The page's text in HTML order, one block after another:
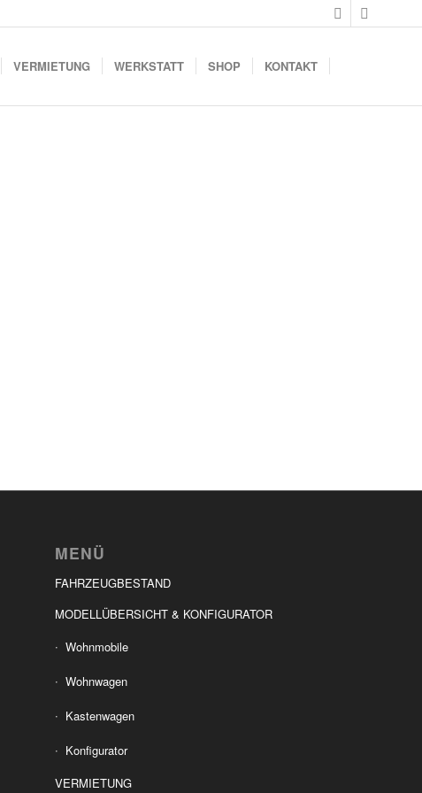
VERMIETUNG WERKSTATT SHOP KONTAKT
MENÜ
FAHRZEUGBESTAND
MODELLÜBERSICHT & KONFIGURATOR
Wohnmobile
Wohnwagen
Kastenwagen
Konfigurator
VERMIETUNG